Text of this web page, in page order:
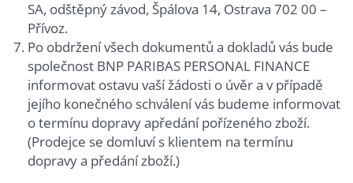
SA, odštěpný závod, Špálova 14, Ostrava 702 00 –
Přívoz.
Po obdržení všech dokumentů a dokladů vás bude
společnost BNP PARIBAS PERSONAL FINANCE
informovat ostavu vaší žádosti o úvěr a v případě
jejího konečného schválení vás budeme informovat
o termínu dopravy apředání pořízeného zboží.
(Prodejce se domluví s klientem na termínu
dopravy a předání zboží.)